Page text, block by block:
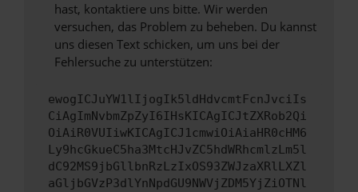
hast, kontaktiere uns bitte. Wir werden
versuchen, das Problem zu beheben. Du kannst
uns diesen Text schicken, um uns bei der
Fehlersuche zu unterstützen:
ewogICJuYW1lIjogIk5ldHdvcmtFcnJvciIs
CiAgImNvbmZpZyI6IHsKICAgICJtZXRob2Qi
OiAiR0VUIiwKICAgICJ1cmwiOiAiaHR0cHM6
Ly9hcGkueC5ha3MtcHJvZC5hdWRhcmlzLm5l
dC92MS9jbGllbnRzLzIxOS93ZWJzaXRlLXZl
aGljbGVzP3dlYnNpdGU9NWVjZDM5YjZiOTNl